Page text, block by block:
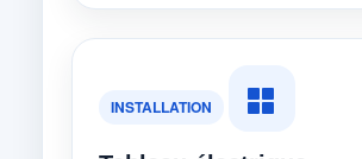
INSTALLATION